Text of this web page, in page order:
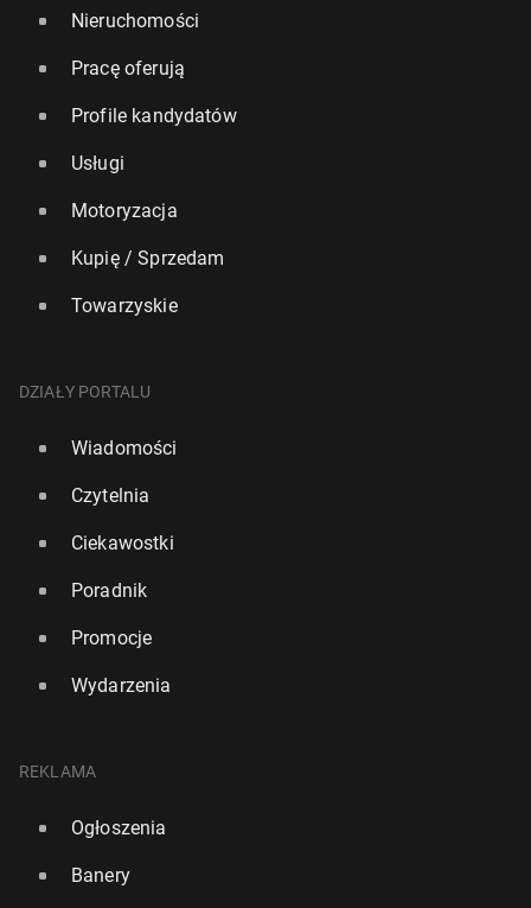
Nieruchomości
Pracę oferują
Profile kandydatów
Usługi
Motoryzacja
Kupię / Sprzedam
Towarzyskie
DZIAŁY PORTALU
Wiadomości
Czytelnia
Ciekawostki
Poradnik
Promocje
Wydarzenia
REKLAMA
Ogłoszenia
Banery